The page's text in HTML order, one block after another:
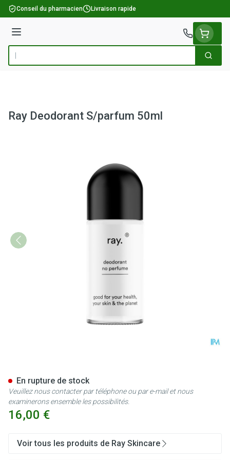
Aller au contenu
Conseil du pharmacien Livraison rapide
Menu
Rechercher
Ray Deodorant S/parfum 50ml
16,00 €
En rupture de stock
Veuillez nous contacter par téléphone ou par e-mail et nous
examinerons ensemble les possibilités.
Voir tous les produits de Ray Skincare